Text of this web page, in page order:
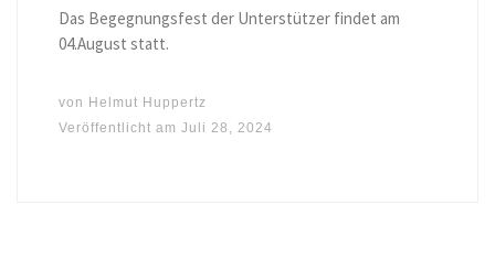
Das Begegnungsfest der Unterstützer findet am
04.August statt.
von Helmut Huppertz
Veröffentlicht am Juli 28, 2024